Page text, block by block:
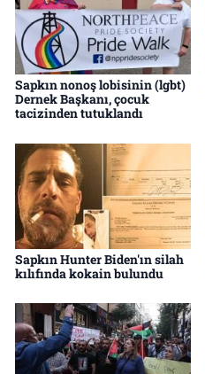
Sapkın nonoş lobisinin (lgbt)
Dernek Başkanı, çocuk
tacizinden tutuklandı
Sapkın Hunter Biden'ın silah
kılıfında kokain bulundu